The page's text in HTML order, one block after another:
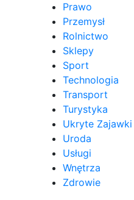
Prawo
Przemysł
Rolnictwo
Sklepy
Sport
Technologia
Transport
Turystyka
Ukryte Zajawki
Uroda
Usługi
Wnętrza
Zdrowie